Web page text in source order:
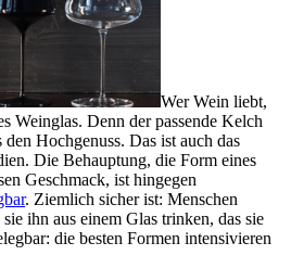
Wer Wein liebt,
Weinglas. Denn der passende Kelch
Hochgenuss. Das ist auch das
Die Behauptung, die Form eines
Geschmack, ist hingegen
. Ziemlich sicher ist: Menschen
ihn aus einem Glas trinken, das sie
die besten Formen intensivieren